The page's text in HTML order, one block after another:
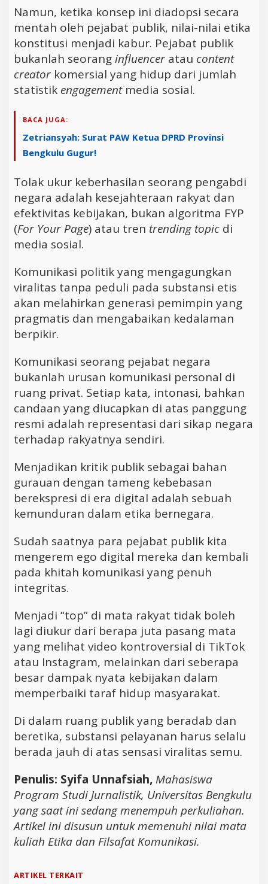
Namun, ketika konsep ini diadopsi secara
mentah oleh pejabat publik, nilai-nilai etika
konstitusi menjadi kabur. Pejabat publik
bukanlah seoranginfluencer atau content
creator komersial yang hidup dari jumlah
statistik engagementmedia sosial.
BACA JUGA:
Zetriansyah: Surat PAW Ketua DPRD Provinsi
Bengkulu Gugur!
Tolak ukur keberhasilan seorang pengabdi
negara adalah kesejahteraan rakyat dan
efektivitas kebijakan, bukan algoritma FYP
(For Your Page) atau tren trending topic di
media sosial.
Komunikasi politik yang mengagungkan
viralitas tanpa peduli pada substansi etis
akan melahirkan generasi pemimpin yang
pragmatis dan mengabaikan kedalaman
berpikir.
Komunikasi seorang pejabat negara
bukanlah urusan komunikasi personal di
ruang privat. Setiap kata, intonasi, bahkan
candaan yang diucapkan di atas panggung
resmi adalah representasi dari sikap negara
terhadap rakyatnya sendiri.
Menjadikan kritik publik sebagai bahan
gurauan dengan tameng kebebasan
berekspresi di era digital adalah sebuah
kemunduran dalam etika bernegara.
Sudah saatnya para pejabat publik kita
mengerem ego digital mereka dan kembali
pada khitah komunikasi yang penuh
integritas.
Menjadi “top” di mata rakyat tidak boleh
lagi diukur dari berapa juta pasang mata
yang melihat video kontroversial di TikTok
atau Instagram, melainkan dari seberapa
besar dampak nyata kebijakan dalam
memperbaiki taraf hidup masyarakat.
Di dalam ruang publik yang beradab dan
beretika, substansi pelayanan harus selalu
berada jauh di atas sensasi viralitas semu.
Penulis: Syifa Unnafsiah, Mahasiswa
Program Studi Jurnalistik, Universitas Bengkulu
yang saat ini sedang menempuh perkuliahan.
Artikel ini disusun untuk memenuhi nilai mata
kuliah Etika dan Filsafat Komunikasi.
ARTIKEL TERKAIT